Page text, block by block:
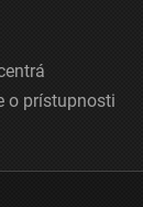
o prístupnosti